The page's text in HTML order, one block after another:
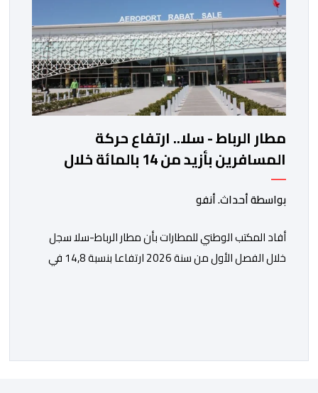
مطار الرباط - سلا.. ارتفاع حركة
المسافرين بأزيد من 14 بالمائة خلال
الفصل الأول من 2026
بواسطة أحداث. أنفو
أفاد المكتب الوطني للمطارات بأن مطار الرباط-سلا سجل
خلال الفصل الأول من سنة 2026 ارتفاعا بنسبة 14,8 في
[…]